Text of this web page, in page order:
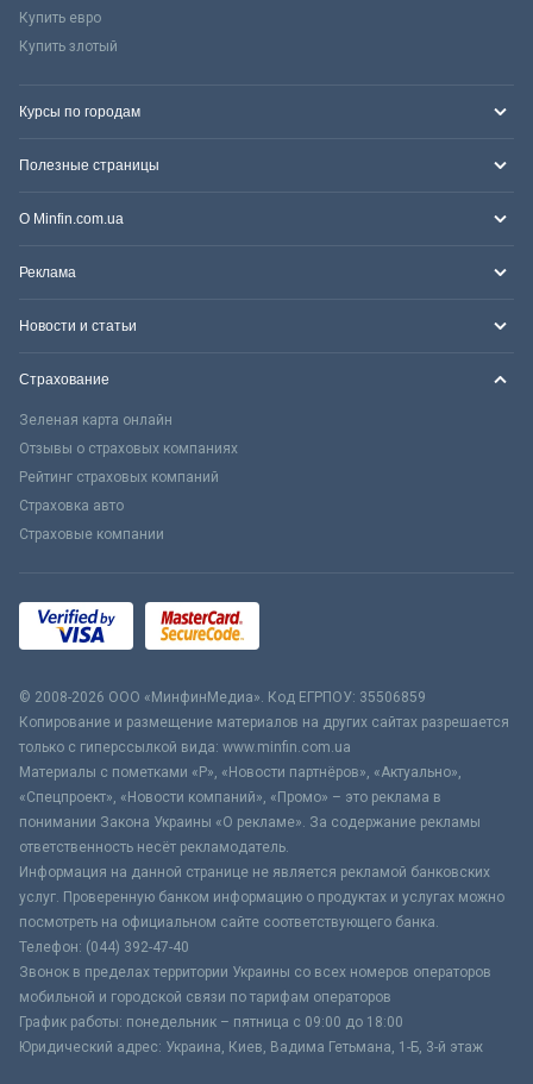
Купить евро
Купить злотый
Курсы по городам
Полезные страницы
О Minfin.com.ua
Реклама
Новости и статьи
Страхование
Зеленая карта онлайн
Отзывы о страховых компаниях
Рейтинг страховых компаний
Страховка авто
Страховые компании
© 2008-2026 ООО «МинфинМедиа». Код ЕГРПОУ: 35506859
Копирование и размещение материалов на других сайтах разрешается
только с гиперссылкой вида: www.minfin.com.ua
Материалы с пометками «Р», «Новости партнёров», «Актуально»,
«Спецпроект», «Новости компаний», «Промо» – это реклама в
понимании Закона Украины «О рекламе». За содержание рекламы
ответственность несёт рекламодатель.
Информация на данной странице не является рекламой банковских
услуг. Проверенную банком информацию о продуктах и услугах можно
посмотреть на официальном сайте соответствующего банка.
Телефон: (044) 392-47-40
Звонок в пределах территории Украины со всех номеров операторов
мобильной и городской связи по тарифам операторов
График работы: понедельник – пятница с 09:00 до 18:00
Юридический адрес: Украина, Киев, Вадима Гетьмана, 1-Б, 3-й этаж